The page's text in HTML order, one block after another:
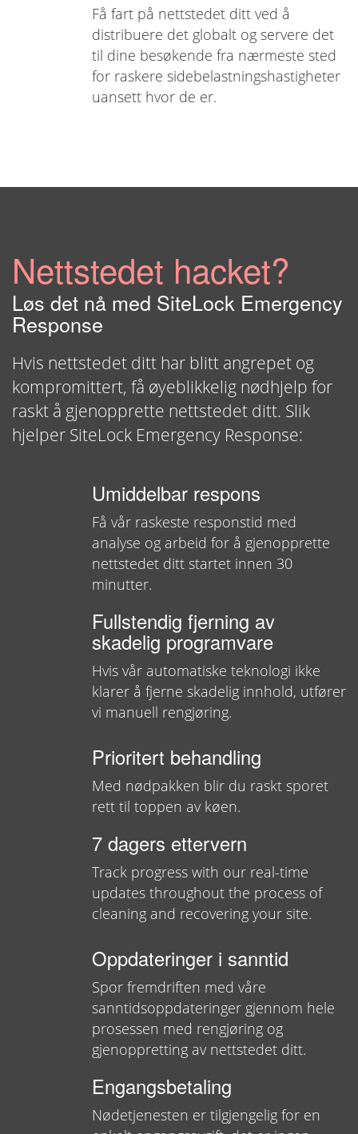
Få fart på nettstedet ditt ved å
distribuere det globalt og servere det
til dine besøkende fra nærmeste sted
for raskere sidebelastningshastigheter
uansett hvor de er.
Nettstedet hacket?
Løs det nå med SiteLock Emergency
Response
Hvis nettstedet ditt har blitt angrepet og
kompromittert, få øyeblikkelig nødhjelp for
raskt å gjenopprette nettstedet ditt. Slik
hjelper SiteLock Emergency Response:
Umiddelbar respons
Få vår raskeste responstid med
analyse og arbeid for å gjenopprette
nettstedet ditt startet innen 30
minutter.
Fullstendig fjerning av
skadelig programvare
Hvis vår automatiske teknologi ikke
klarer å fjerne skadelig innhold, utfører
vi manuell rengjøring.
Prioritert behandling
Med nødpakken blir du raskt sporet
rett til toppen av køen.
7 dagers ettervern
Track progress with our real-time
updates throughout the process of
cleaning and recovering your site.
Oppdateringer i sanntid
Spor fremdriften med våre
sanntidsoppdateringer gjennom hele
prosessen med rengjøring og
gjenoppretting av nettstedet ditt.
Engangsbetaling
Nødetjenesten er tilgjengelig for en